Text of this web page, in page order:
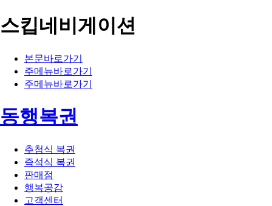
스킵네비게이션
본문바로가기
주메뉴바로가기
주메뉴바로가기
동행복권
추첨식 복권
즉석식 복권
판매점
행복공감
고객센터